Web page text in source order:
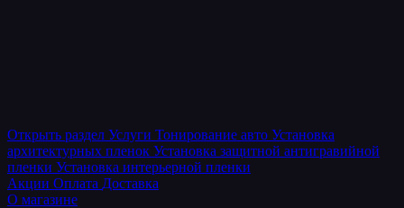
Открыть раздел Услуги Тонирование авто Установка
архитектурных пленок Установка защитной антигравийной
пленки Установка интерьерной пленки
Акции Оплата Доставка
О магазине